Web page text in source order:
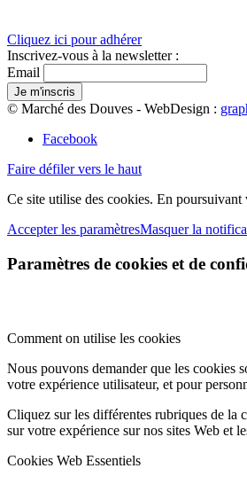
Cliquez ici pour adhérer
Inscrivez-vous à la newsletter :
Email
© Marché des Douves - WebDesign :
Facebook
Faire défiler vers le haut
Ce site utilise des cookies. En
Accepter les paramètresMasquer la
Paramètres de cookies et de
Comment on utilise les cookies
Nous pouvons demander que les cookies
votre expérience utilisateur, et pour
Cliquez sur les différentes rubriques de la
sur votre expérience sur nos sites Web et
Cookies Web Essentiels